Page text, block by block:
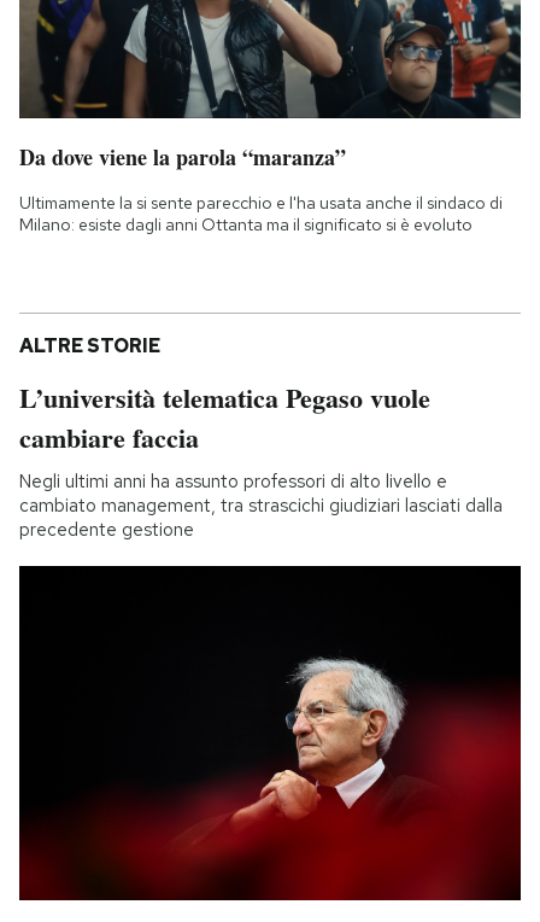
Da dove viene la parola “maranza”
Ultimamente la si sente parecchio e l'ha usata anche il sindaco di
Milano: esiste dagli anni Ottanta ma il significato si è evoluto
ALTRE STORIE
L’università telematica Pegaso vuole
cambiare faccia
Negli ultimi anni ha assunto professori di alto livello e
cambiato management, tra strascichi giudiziari lasciati dalla
precedente gestione